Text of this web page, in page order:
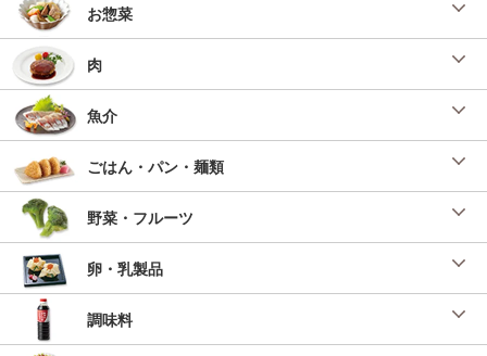
お惣菜
肉
魚介
ごはん・パン・麺類
野菜・フルーツ
卵・乳製品
調味料